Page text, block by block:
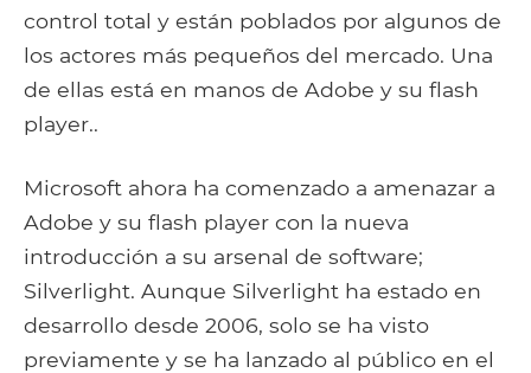
control total y están poblados por algunos de
los actores más pequeños del mercado. Una
de ellas está en manos de Adobe y su flash
player..
Microsoft ahora ha comenzado a amenazar a
Adobe y su flash player con la nueva
introducción a su arsenal de software;
Silverlight. Aunque Silverlight ha estado en
desarrollo desde 2006, solo se ha visto
previamente y se ha lanzado al público en el